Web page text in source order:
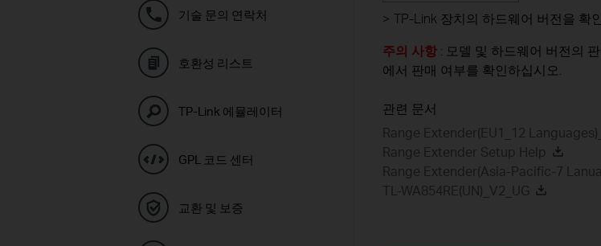
기술 문의 연락처
호환성 리스트
TP-Link 에뮬레이터
GPL 코드 센터
교환 및 보증
> TP-Link 장치의 하드웨어 버전을 확
주의 사항 : 모델 및 하드웨어 버전의
에서 판매 여부를 확인하십시오.
관련 문서
Range Extender(EU1_12
Range Extender Setup Help
Range Extender(Asia-Pacific-7
TL-WA854RE(UN)_V2_UG